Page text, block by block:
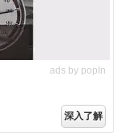
ads by popIn
深入了解